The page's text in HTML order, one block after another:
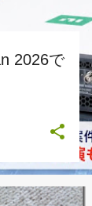
2026で